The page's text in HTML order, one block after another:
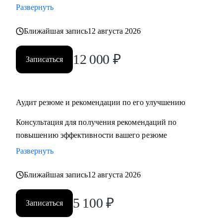
‌‌‌‌‌• избавиться от синдрома самозванца
стрессом и выгоранием
Кому могу помочь:
Руководителям среднего и высшего звена
• HR
• E-commerce
Обращаю внимание, что специализируюсь только на
Развернуть
Ближайшая запись12 августа 2026
Записаться 12 000 ₽
Аудит резюме и рекомендации по его улучшению
Консультация для получения рекомендаций по
повышению эффективности вашего резюме
Развернуть
Ближайшая запись12 августа 2026
Записаться 5 100 ₽